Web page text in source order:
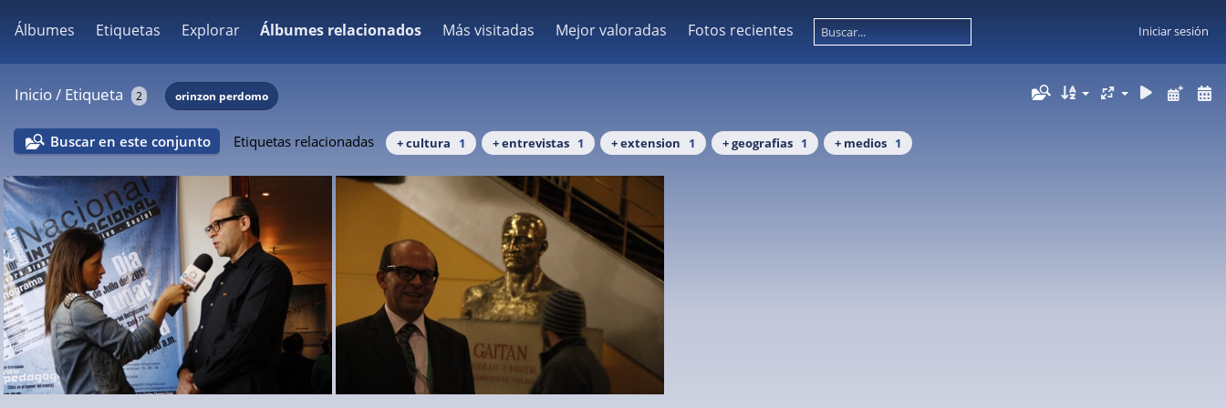
Álbumes Etiquetas Explorar Álbumes relacionados Más visitadas Mejor valoradas Fotos recientes Iniciar sesión
Inicio/ Etiqueta 2 orinzon perdomo
Buscar en este conjunto Etiquetas relacionadas + cultura 1 + entrevistas 1 + extension 1 + geografias 1 + medios 1